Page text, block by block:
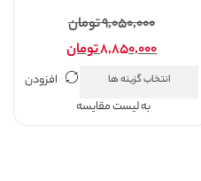
۹,۰۵۰,۰۰۰تومان
۸,۸۵۰,۰۰۰تومان
انتخاب گزینه ها
افزودن
به لیست مقایسه